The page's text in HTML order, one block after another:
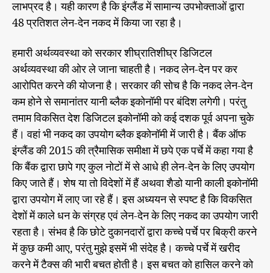
लाभप्रद है। यही कारण है कि इंग्लैंड में सामान्य उपभोक्ताओं द्वारा
48 प्रतिशत लेन-देन नकद में किया जा रहा है।
हमारी अर्थव्यवस्था को सरकार शीघ्रातिशीघ्र डिजिटल
अर्थव्यवस्था की ओर ले जाना चाहती है। नकद लेन-देन पर कर
आरोपित करने की योजना है। सरकार की सोच है कि नकद लेन-देन
कम होने से समानांतर यानी ब्लैक इकोनॉमी पर बंदिश लगेगी। परंतु
तमाम विकसित देश डिजिटल इकोनॉमी को कई दशक पूर्व अपना चुके
हैं। वहां भी नकद का उपयोग ब्लैक इकोनॉमी में जारी है। बैंक ऑफ
इंग्लैंड की 2015 की त्रैमासिक समीक्षा में छपे एक पर्चे में कहा गया है
कि बैंक द्वारा छापे गए कुल नोटों में से आधे ही लेन-देन के लिए उपयोग
किए जाते हैं। शेष या तो विदेशों में हैं अथवा शैडो यानी काली इकोनॉमी
द्वारा उपयोग में लाए जा रहे हैं। इस अध्ययन से स्पष्ट है कि विकसित
देशों में काले धन के संग्रह एवं लेन-देन के लिए नकद का उपयोग जारी
रहता है। संभव है कि छोटे दुकानदारों द्वारा कच्चे पर्चे पर बिक्री करने
में कुछ कमी आए, परंतु मुझे इसमें भी संदेह है। कच्चे पर्चे में खरीद
करने में टैक्स की भारी बचत होती है। इस बचत को हासिल करने को